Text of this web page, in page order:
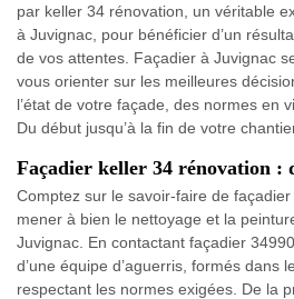
par keller 34 rénovation, un véritable
à Juvignac, pour bénéficier d’un
de vos attentes. Façadier à Juvignac
vous orienter sur les meilleures
l’état de votre façade, des normes en
Du début jusqu’à la fin de votre
Façadier keller 34 rénovation :
Comptez sur le savoir-faire de
mener à bien le nettoyage et la
Juvignac. En contactant façadier
d’une équipe d’aguerris, formés dans
respectant les normes exigées. De la